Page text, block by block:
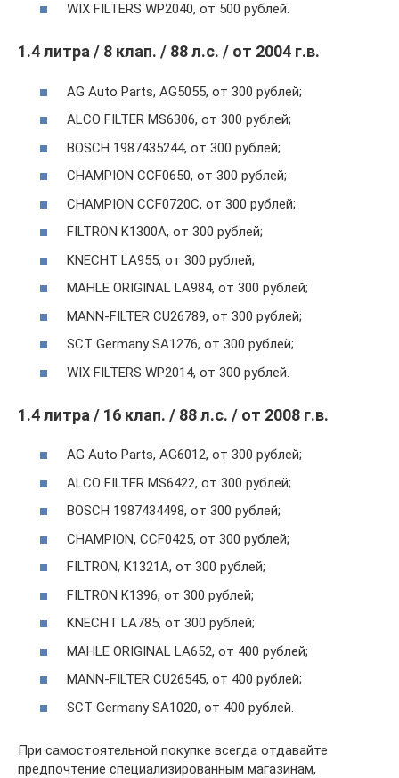
WIX FILTERS WP2040, от 500 рублей.
1.4 литра / 8 клап. / 88 л.с. / от 2004 г.в.
AG Auto Parts, AG5055, от 300 рублей;
ALCO FILTER MS6306, от 300 рублей;
BOSCH 1987435244, от 300 рублей;
CHAMPION CCF0650, от 300 рублей;
CHAMPION CCF0720C, от 300 рублей;
FILTRON K1300A, от 300 рублей;
KNECHT LA955, от 300 рублей;
MAHLE ORIGINAL LA984, от 300 рублей;
MANN-FILTER CU26789, от 300 рублей;
SCT Germany SA1276, от 300 рублей;
WIX FILTERS WP2014, от 300 рублей.
1.4 литра / 16 клап. / 88 л.с. / от 2008 г.в.
AG Auto Parts, AG6012, от 300 рублей;
ALCO FILTER MS6422, от 300 рублей;
BOSCH 1987434498, от 300 рублей;
CHAMPION, CCF0425, от 300 рублей;
FILTRON, K1321A, от 300 рублей;
FILTRON K1396, от 300 рублей;
KNECHT LA785, от 300 рублей;
MAHLE ORIGINAL LA652, от 400 рублей;
MANN-FILTER CU26545, от 400 рублей;
SCT Germany SA1020, от 400 рублей.
При самостоятельной покупке всегда отдавайте
предпочтение специализированным магазинам,